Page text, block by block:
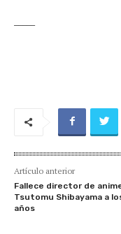
Artículo anterior
Fallece director de
Tsutomu Shibayama a
años